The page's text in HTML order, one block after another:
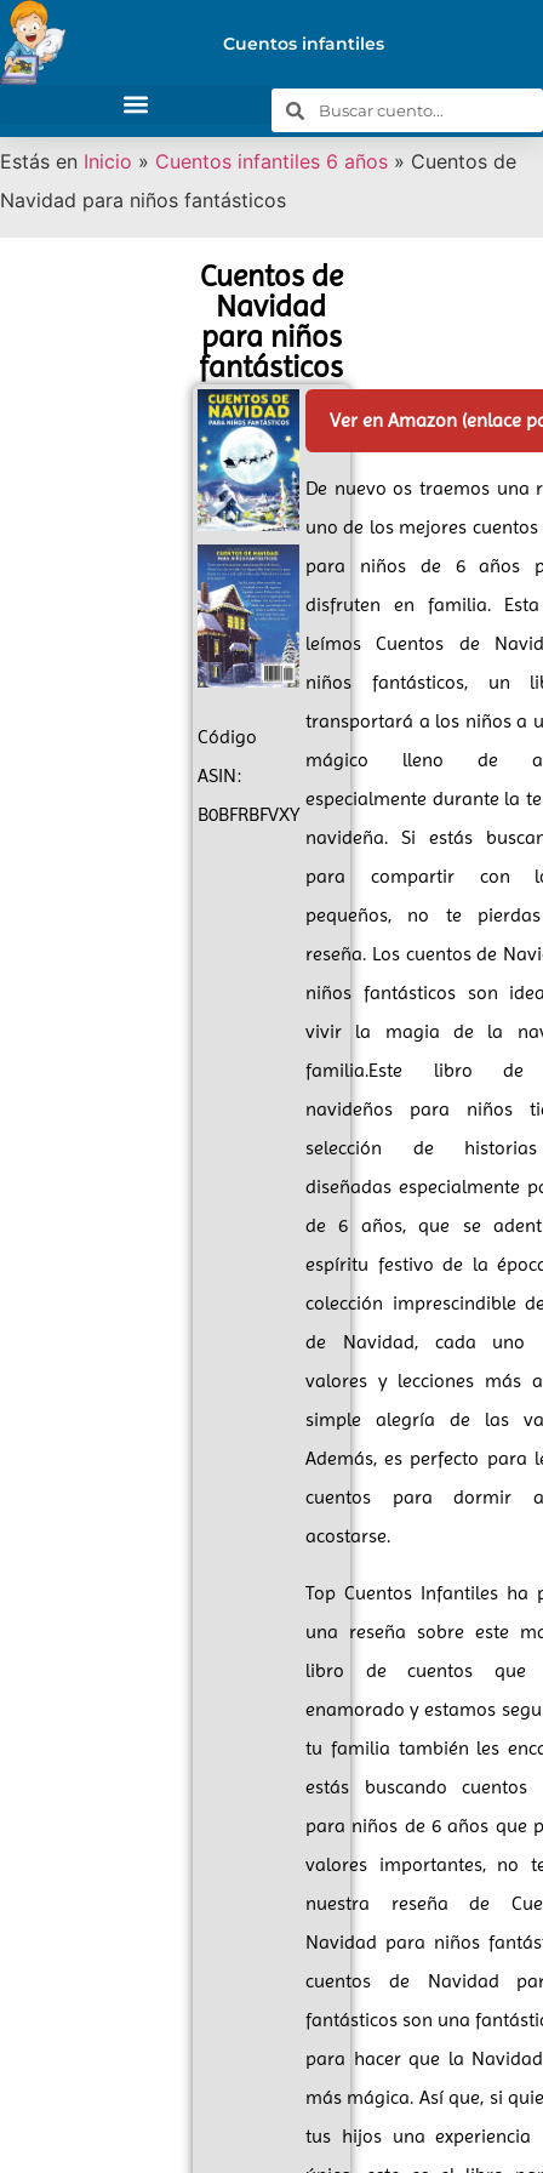
Cuentos infantiles
Estás en Inicio » Cuentos infantiles 6 años » Cuentos de
Navidad para niños fantásticos
Cuentos de
Navidad
para niños
fantásticos
Código
ASIN:
B0BFRBFVXY
Ver en Amazon (enlace
De nuevo os traemos una
uno de los mejores
para niños de 6 años
disfruten en familia.
leímos Cuentos de
niños fantásticos, un
transportará a los niños a
mágico lleno de
especialmente durante la
navideña. Si estás
para compartir con
pequeños, no te
reseña. Los cuentos de
niños fantásticos son
vivir la magia de la
familia.Este libro de
navideños para niños
selección de
diseñadas especialmente
de 6 años, que se
espíritu festivo de la
colección imprescindible
de Navidad, cada uno
valores y lecciones más
simple alegría de las
Además, es perfecto para
cuentos para dormir
acostarse.
Top Cuentos Infantiles ha
una reseña sobre este
libro de cuentos que
enamorado y estamos
tu familia también les
estás buscando cuentos
para niños de 6 años que
valores importantes, no
nuestra reseña de
Navidad para niños
cuentos de Navidad
fantásticos son una
para hacer que la
más mágica. Así que, si
tus hijos una experiencia